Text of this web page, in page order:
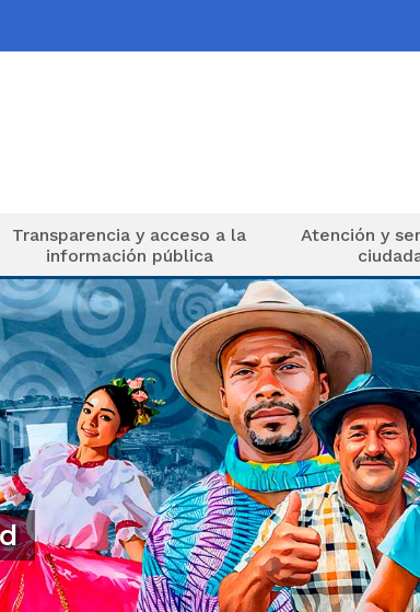
principal
Transparencia y acceso a la
información pública
Atención y